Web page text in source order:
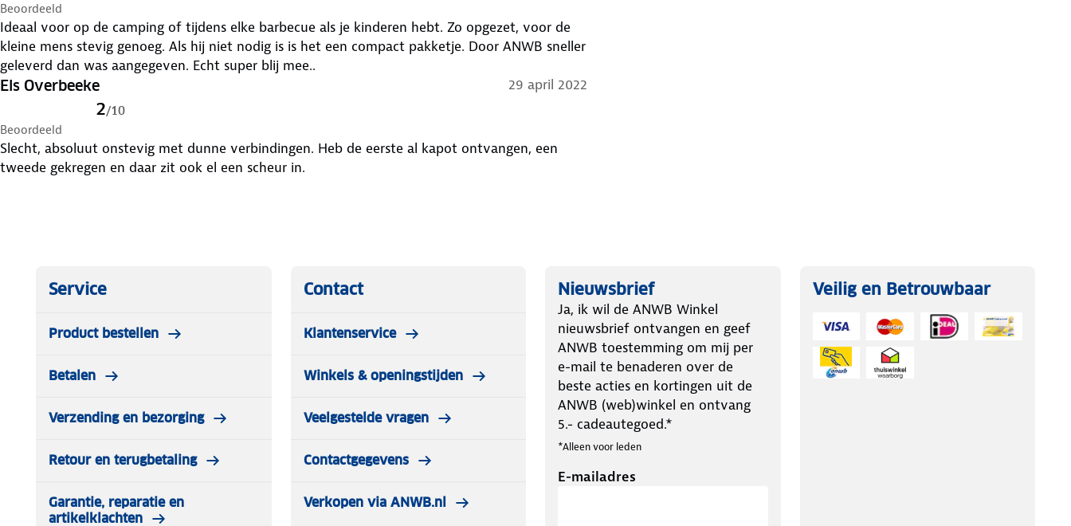
Beoordeeld
Ideaal voor op de camping of tijdens elke barbecue als je kinderen hebt. Zo opgezet, voor de
kleine mens stevig genoeg. Als hij niet nodig is is het een compact pakketje. Door ANWB sneller
geleverd dan was aangegeven. Echt super blij mee..
Els Overbeeke 29 april 2022
2/10
Beoordeeld
Slecht, absoluut onstevig met dunne verbindingen. Heb de eerste al kapot ontvangen, een
tweede gekregen en daar zit ook el een scheur in.
Service
Product bestellen
Betalen
Verzending en bezorging
Retour en terugbetaling
Garantie, reparatie en
artikelklachten
Contact
Klantenservice
Winkels & openingstijden
Veelgestelde vragen
Contactgegevens
Verkopen via ANWB.nl
Nieuwsbrief
Ja, ik wil de ANWB Winkel
nieuwsbrief ontvangen en geef
ANWB toestemming om mij per
e-mail te benaderen over de
beste acties en kortingen uit de
ANWB (web)winkel en ontvang
5.- cadeautegoed.*
*Alleen voor leden
E-mailadres
Veilig en Betrouwbaar